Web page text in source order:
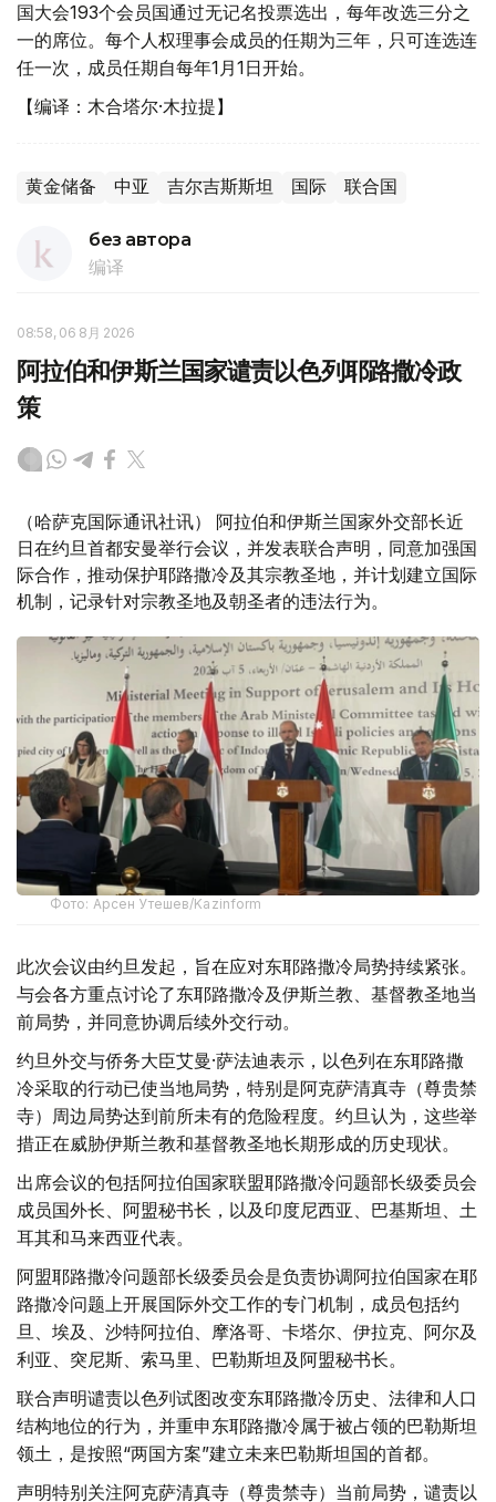
国大会193个会员国通过无记名投票选出，每年改选三分之
一的席位。每个人权理事会成员的任期为三年，只可连选连
任一次，成员任期自每年1月1日开始。
【编译：木合塔尔·木拉提】
黄金储备 中亚 吉尔吉斯斯坦 国际 联合国
без автора
编译
08:58, 06 8月 2026
阿拉伯和伊斯兰国家谴责以色列耶路撒冷政
策
（哈萨克国际通讯社讯） 阿拉伯和伊斯兰国家外交部长近
日在约旦首都安曼举行会议，并发表联合声明，同意加强国
际合作，推动保护耶路撒冷及其宗教圣地，并计划建立国际
机制，记录针对宗教圣地及朝圣者的违法行为。
Фото: Арсен Утешев/Kazinform
此次会议由约旦发起，旨在应对东耶路撒冷局势持续紧张。
与会各方重点讨论了东耶路撒冷及伊斯兰教、基督教圣地当
前局势，并同意协调后续外交行动。
约旦外交与侨务大臣艾曼·萨法迪表示，以色列在东耶路撒
冷采取的行动已使当地局势，特别是阿克萨清真寺（尊贵禁
寺）周边局势达到前所未有的危险程度。约旦认为，这些举
措正在威胁伊斯兰教和基督教圣地长期形成的历史现状。
出席会议的包括阿拉伯国家联盟耶路撒冷问题部长级委员会
成员国外长、阿盟秘书长，以及印度尼西亚、巴基斯坦、土
耳其和马来西亚代表。
阿盟耶路撒冷问题部长级委员会是负责协调阿拉伯国家在耶
路撒冷问题上开展国际外交工作的专门机制，成员包括约
旦、埃及、沙特阿拉伯、摩洛哥、卡塔尔、伊拉克、阿尔及
利亚、突尼斯、索马里、巴勒斯坦及阿盟秘书长。
联合声明谴责以色列试图改变东耶路撒冷历史、法律和人口
结构地位的行为，并重申东耶路撒冷属于被占领的巴勒斯坦
领土，是按照“两国方案”建立未来巴勒斯坦国的首都。
声明特别关注阿克萨清真寺（尊贵禁寺）当前局势，谴责以